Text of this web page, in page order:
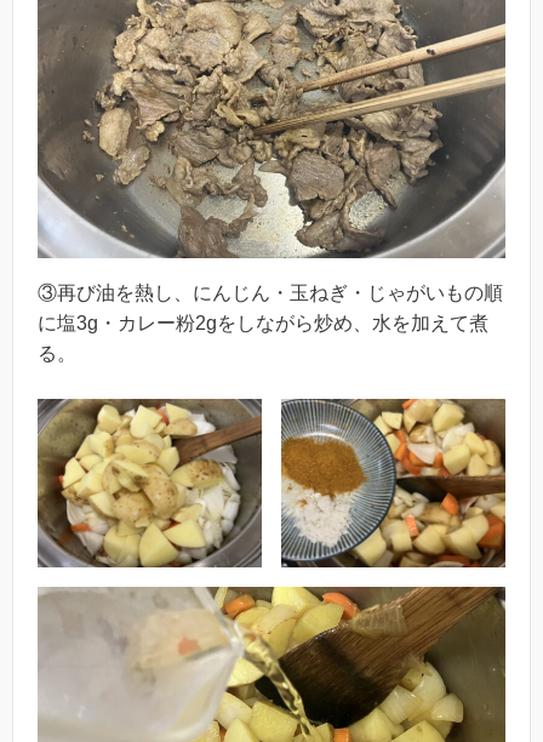
③再び油を熱し、にんじん・玉ねぎ・じゃがいもの順
に塩3g・カレー粉2gをしながら炒め、水を加えて煮
る。